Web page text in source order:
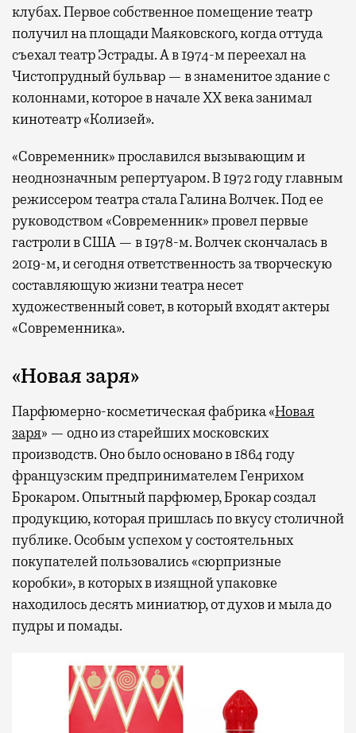
клубах. Первое собственное помещение театр
получил на площади Маяковского, когда оттуда
съехал театр Эстрады. А в 1974-м переехал на
Чистопрудный бульвар — в знаменитое здание с
колоннами, которое в начале XX века занимал
кинотеатр «Колизей».
«Современник» прославился вызывающим и
неоднозначным репертуаром. В 1972 году главным
режиссером театра стала Галина Волчек. Под ее
руководством «Современник» провел первые
гастроли в США — в 1978-м. Волчек скончалась в
2019-м, и сегодня ответственность за творческую
составляющую жизни театра несет
художественный совет, в который входят актеры
«Современника».
«Новая заря»
Парфюмерно-косметическая фабрика «Новая
заря» — одно из старейших московских
производств. Оно было основано в 1864 году
французским предпринимателем Генрихом
Брокаром. Опытный парфюмер, Брокар создал
продукцию, которая пришлась по вкусу столичной
публике. Особым успехом у состоятельных
покупателей пользовались «сюрпризные
коробки», в которых в изящной упаковке
находилось десять миниатюр, от духов и мыла до
пудры и помады.